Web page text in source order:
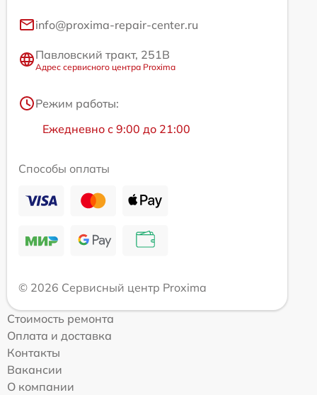
info@proxima-repair-center.ru
Павловский тракт, 251В
Адрес сервисного центра Proxima
Режим работы:
Ежедневно с 9:00 до 21:00
Способы оплаты
© 2026 Сервисный центр Proxima
Стоимость ремонта
Оплата и доставка
Контакты
Вакансии
О компании